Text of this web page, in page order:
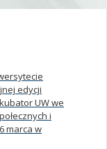
edycji
UW we
i
marca w